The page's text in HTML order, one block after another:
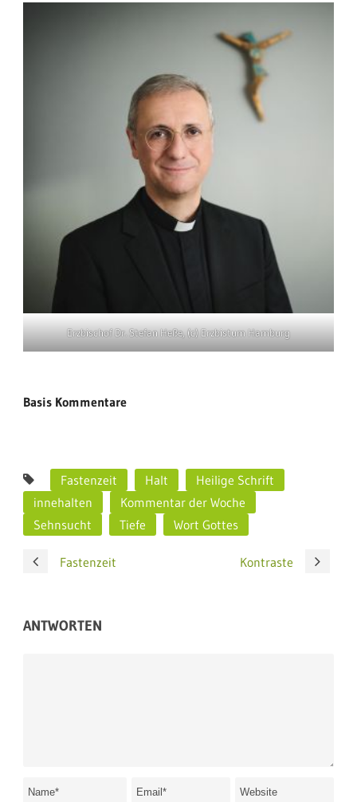
Erzbischof Dr. Stefan Heße, (c) Erzbistum Hamburg
Basis Kommentare
Fastenzeit Halt
Heilige Schrift
innehalten
Kommentar der Woche
Sehnsucht
Tiefe Wort Gottes
Fastenzeit Kontraste
ANTWORTEN